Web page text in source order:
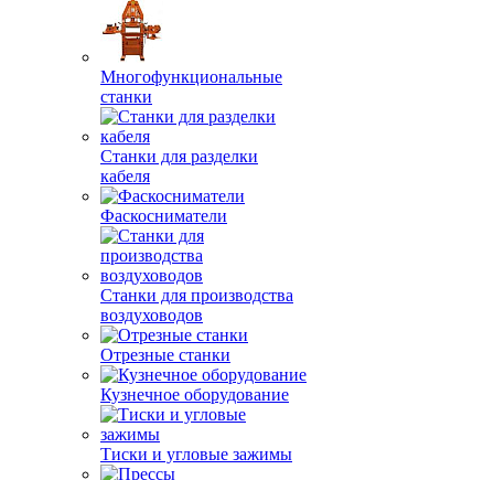
Многофункциональные
станки
Станки для разделки
кабеля
Фаскосниматели
Станки для производства
воздуховодов
Отрезные станки
Кузнечное оборудование
Тиски и угловые зажимы